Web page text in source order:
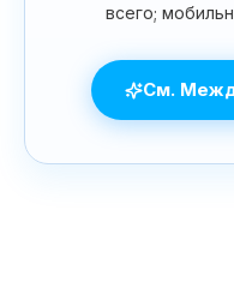
всего;
См.